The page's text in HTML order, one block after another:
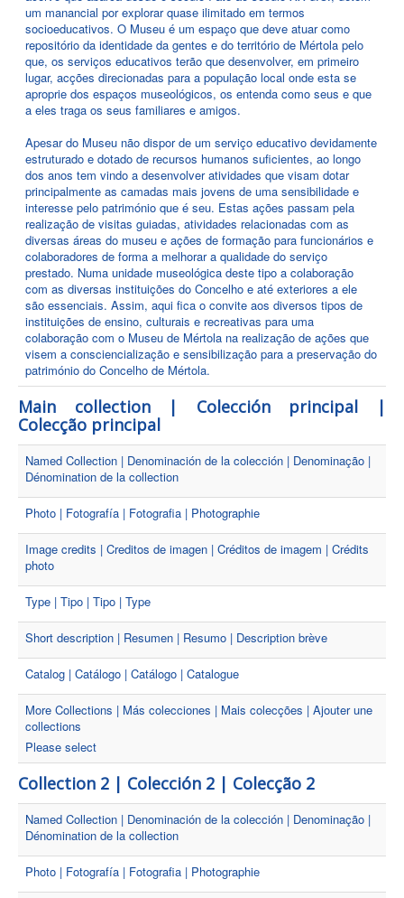
um manancial por explorar quase ilimitado em termos
socioeducativos. O Museu é um espaço que deve atuar como
repositório da identidade da gentes e do território de Mértola pelo
que, os serviços educativos terão que desenvolver, em primeiro
lugar, acções direcionadas para a população local onde esta se
aproprie dos espaços museológicos, os entenda como seus e que
a eles traga os seus familiares e amigos.
Apesar do Museu não dispor de um serviço educativo devidamente
estruturado e dotado de recursos humanos suficientes, ao longo
dos anos tem vindo a desenvolver atividades que visam dotar
principalmente as camadas mais jovens de uma sensibilidade e
interesse pelo património que é seu. Estas ações passam pela
realização de visitas guiadas, atividades relacionadas com as
diversas áreas do museu e ações de formação para funcionários e
colaboradores de forma a melhorar a qualidade do serviço
prestado. Numa unidade museológica deste tipo a colaboração
com as diversas instituições do Concelho e até exteriores a ele
são essenciais. Assim, aqui fica o convite aos diversos tipos de
instituições de ensino, culturais e recreativas para uma
colaboração com o Museu de Mértola na realização de ações que
visem a consciencialização e sensibilização para a preservação do
património do Concelho de Mértola.
Main collection | Colección principal |
Colecção principal
Named Collection | Denominación de la colección | Denominação |
Dénomination de la collection
Photo | Fotografía | Fotografia | Photographie
Image credits | Creditos de imagen | Créditos de imagem | Crédits
photo
Type | Tipo | Tipo | Type
Short description | Resumen | Resumo | Description brève
Catalog | Catálogo | Catálogo | Catalogue
More Collections | Más colecciones | Mais colecções | Ajouter une
collections
Please select
Collection 2 | Colección 2 | Colecção 2
Named Collection | Denominación de la colección | Denominação |
Dénomination de la collection
Photo | Fotografía | Fotografia | Photographie